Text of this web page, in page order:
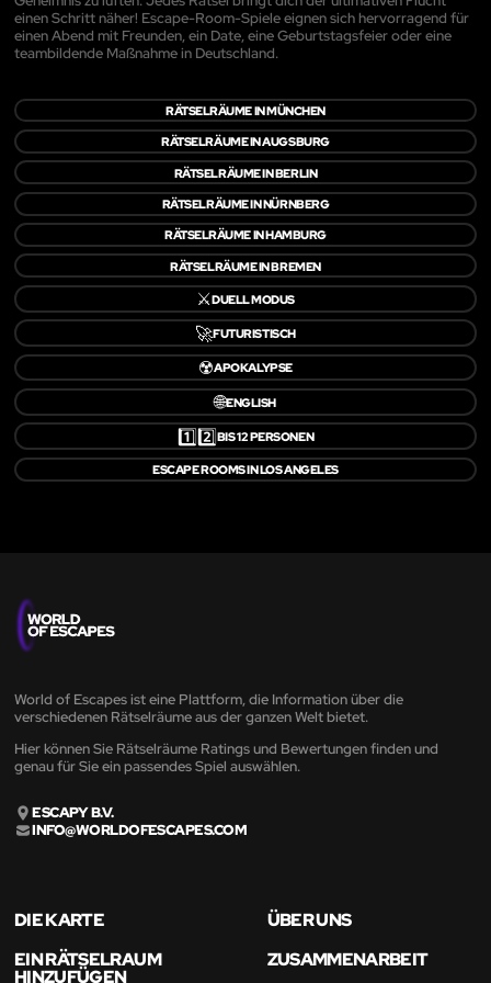
einen Schritt näher! Escape-Room-Spiele eignen sich hervorragend für
einen Abend mit Freunden, ein Date, eine Geburtstagsfeier oder eine
teambildende Maßnahme in Deutschland.
RÄTSELRÄUME IN MÜNCHEN
RÄTSELRÄUME IN AUGSBURG
RÄTSELRÄUME IN BERLIN
RÄTSELRÄUME IN NÜRNBERG
RÄTSELRÄUME IN HAMBURG
RÄTSELRÄUME IN BREMEN
⚔️DUELL MODUS
🚀FUTURISTISCH
☢️APOKALYPSE
🌐ENGLISH
1️⃣2️⃣BIS 12 PERSONEN
ESCAPE ROOMS IN LOS ANGELES
World of Escapes ist eine Plattform, die Information über die
verschiedenen Rätselräume aus der ganzen Welt bietet.
Hier können Sie Rätselräume Ratings und Bewertungen finden und
genau für Sie ein passendes Spiel auswählen.
ESCAPY B.V.
INFO@WORLDOFESCAPES.COM
DIE KARTE
ÜBER UNS
EIN RÄTSELRAUM
HINZUFÜGEN
ZUSAMMENARBEIT